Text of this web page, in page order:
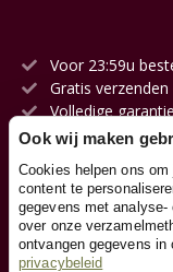
Voor 23:59u
Gratis
Volledige
Kies jouw
Eigen magazijn
Klantenservice
Ook wij maken
Cookies helpen ons
content te
gegevens met analyse-
over onze
ontvangen gegevens in
privacybeleid